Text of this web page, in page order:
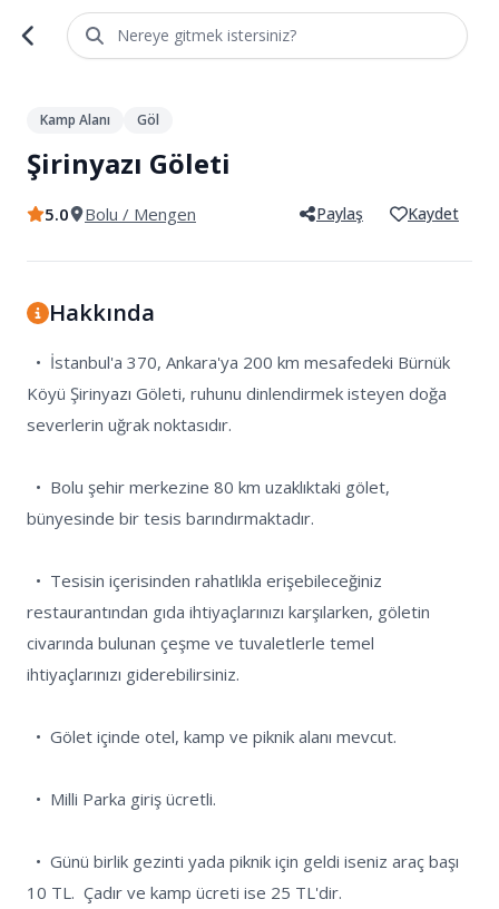
Nereye gitmek istersiniz?
/5
Kamp Alanı Göl
Şirinyazı Göleti
5.0 Bolu / Mengen Paylaş Kaydet
Hakkında
Köyü Şirinyazı Göleti, ruhunu dinlendirmek isteyen doğa
severlerin uğrak noktasıdır.
bünyesinde bir tesis barındırmaktadır.
restaurantından gıda ihtiyaçlarınızı karşılarken, göletin
civarında bulunan çeşme ve tuvaletlerle temel
ihtiyaçlarınızı giderebilirsiniz.
10 TL.  Çadır ve kamp ücreti ise 25 TL'dir.